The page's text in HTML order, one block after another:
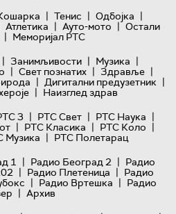
| Тенис | Одбојка |
Атлетика | Ауто-мото | Остали
| Меморијал РТС
| Занимљивости | Музика |
| Свет познатих | Здравље |
| Дигитални предузетник |
| Наизглед здрав
3 | РТС Свет | РТС Наука |
| РТС Класика | РТС Коло |
Музика | РТС Полетарац
1 | Радио Београд 2 | Радио
| Радио Плетеница | Радио
| Радио Вртешка | Радио
| Архив